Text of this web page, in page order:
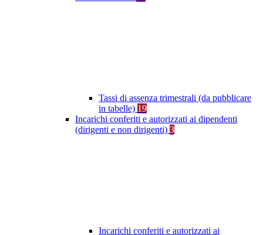
Tassi di assenza trimestrali (da pubblicare
in tabelle) 19
Incarichi conferiti e autorizzati ai dipendenti
(dirigenti e non dirigenti) 3
Incarichi conferiti e autorizzati ai